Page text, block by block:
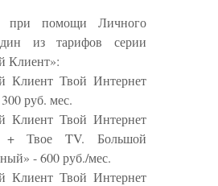
при помощи Личного
из тарифов серии
Клиент»:
Клиент Твой Интернет
руб. мес.
Клиент Твой Интернет
Твое TV. Большой
- 600 руб./мес.
Клиент Твой Интернет